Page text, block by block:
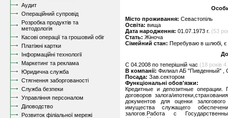
Аудит
Операційний супровід
Розробка продуктів та
методологія
Касові операції та грошовий обіг
Платіжні картки
Інформаційні технології
Маркетинг та реклама
Юридична служба
Стягнення заборгованості
Служба безпеки
Управління персоналом
Діловодство
Розвиток філіальної мережі
Місто проживання: Севастопіль
Освіта: вища
Дата народження: 01.07.1973 г. (53
Стать: Жіноча
Сімейний стан: Перебуваю в шлюбі, є
C 04.2008 по теперішній час (18 років 4
В компанії: Филиал АБ "Пивденный" ,
Посада: Зав.сектором
Функціональні обов'язки:
Кредитные и депозитные операции.
договоров залога/
документов для оценки
имущества служащего
залогов.Работа с